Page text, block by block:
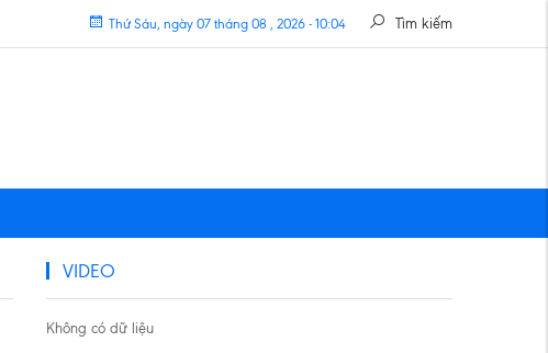
Tìm kiếm
Thứ Sáu, ngày 07 tháng 08 , 2026 - 10:04
VIDEO
Không có dữ liệu